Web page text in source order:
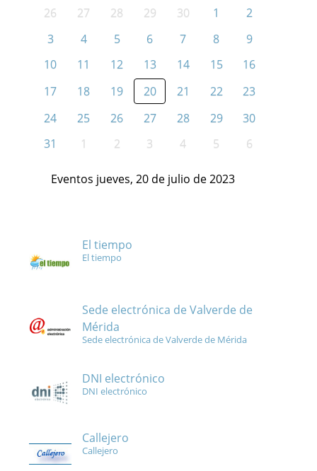
26 27 28 29 30 1
2
3
4 5 6 7 8
9
10
11 12 13 14 15
16
17
18 19 20 21 22
23
24
25 26 27 28 29
30
31
1 2 3 4 5 6
Eventos jueves, 20 de julio de 2023
El tiempo
El tiempo
Sede electrónica de Valverde de
Mérida
Sede electrónica de Valverde de Mérida
DNI electrónico
DNI electrónico
Callejero
Callejero